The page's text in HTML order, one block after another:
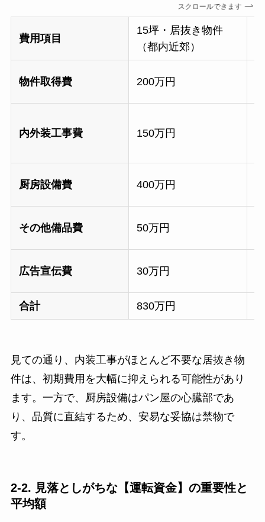
スクロールできます
費用項目
15坪・居抜き物件
（都内近郊）
物件取得費 200万円
内外装工事費 150万円
厨房設備費 400万円
その他備品費 50万円
広告宣伝費 30万円
合計 830万円
見ての通り、内装工事がほとんど不要な居抜き物
件は、初期費用を大幅に抑えられる可能性があり
ます。一方で、厨房設備はパン屋の心臓部であ
り、品質に直結するため、安易な妥協は禁物で
す。
2-2. 見落としがちな【運転資金】の重要性と
平均額